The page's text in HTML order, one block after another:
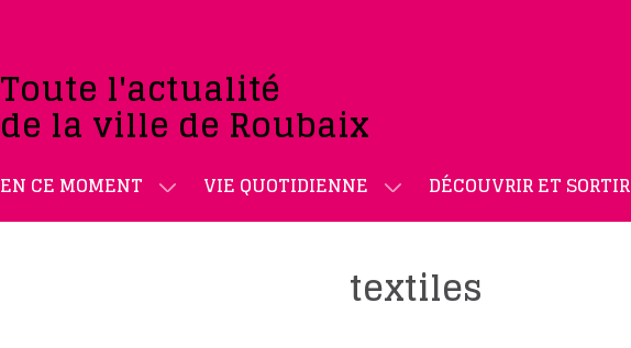
Toute l'actualité
de la ville de Roubaix
EN CE MOMENT VIE QUOTIDIENNE DÉCOUVRIR ET SORTIR
textiles